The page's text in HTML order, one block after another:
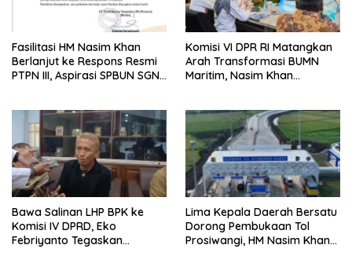
Fasilitasi HM Nasim Khan
Berlanjut ke Respons Resmi
PTPN III, Aspirasi SPBUN SGN
Direksi
Komisi VI DPR RI Matangkan
Arah Transformasi BUMN
Maritim, Nasim Khan
Bawa Salinan LHP BPK ke
Komisi IV DPRD, Eko
Febriyanto Tegaskan
Lima Kepala Daerah Bersatu
Dorong Pembukaan Tol
Prosiwangi, HM Nasim Khan